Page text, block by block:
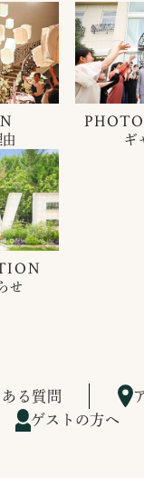
ギ
せ
る質問
ゲストの方へ